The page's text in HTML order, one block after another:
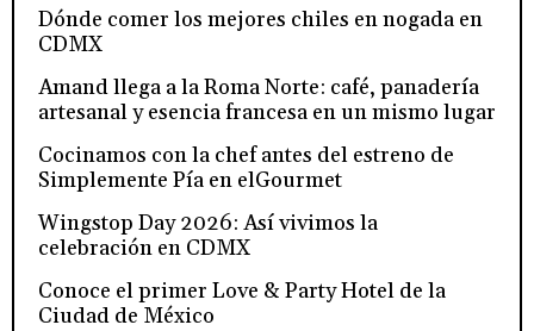
Dónde comer los mejores chiles en nogada en
CDMX
Amand llega a la Roma Norte: café, panadería
artesanal y esencia francesa en un mismo lugar
Cocinamos con la chef antes del estreno de
Simplemente Pía en elGourmet
Wingstop Day 2026: Así vivimos la
celebración en CDMX
Conoce el primer Love & Party Hotel de la
Ciudad de México